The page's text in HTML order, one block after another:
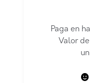
original
actual
Paga en
Valor